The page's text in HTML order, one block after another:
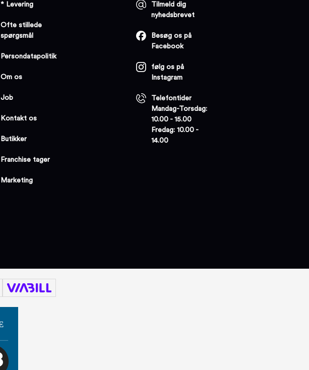
* Levering
Ofte stillede
spørgsmål
Persondatapolitik
Om os
Job
Kontakt os
Butikker
Franchise tager
Marketing
Tilmeld dig
nyhedsbrevet
Besøg os på
Facebook
følg os på
Instagram
Telefontider
Mandag-Torsdag:
10.00 - 15.00
Fredag: 10.00 -
14.00